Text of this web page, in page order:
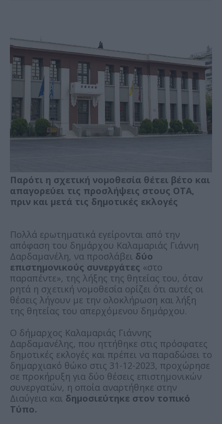
Παρότι η σχετική νομοθεσία θέτει βέτο και
απαγορεύει τις προσλήψεις στους ΟΤΑ,
πριν και μετά τις δημοτικές εκλογές
Πολλά ερωτηματικά εγείρονται από την
απόφαση του δημάρχου Καλαμαριάς Γιάννη
Δαρδαμανέλη, να προσλάβει δύο
επιστημονικούς συνεργάτες «στο
παραπέντε», της λήξης της θητείας του, όταν
ρητά η σχετική νομοθεσία ορίζει ότι αυτές οι
θέσεις λήγουν με την ολοκλήρωση και λήξη
της θητείας του απερχόμενου δημάρχου.
Ο δήμαρχος Καλαμαριάς Γιάννης
Δαρδαμανέλης, που ηττήθηκε στις πρόσφατες
δημοτικές εκλογές και πρέπει να παραδώσει το
δημαρχιακό θώκο στις 31-12-2023, προχώρησε
σε προκήρυξη για δύο θέσεις επιστημονικών
συνεργατών, η οποία αναρτήθηκε στην
Διαύγεια και δημοσιεύτηκε στον τοπικό
Τύπο.